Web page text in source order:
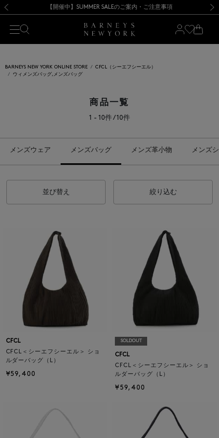
熊本県を中心とした地震の影響によるお荷物のお届けについて
【開催中】SUMMER SALEのご案内・ご注意事項
BARNEYS NEW YORK ONLINE STORE
CFCL（シーエフシーエル）
ウィメンズバッグ,メンズバッグ
商品一覧
1 - 10件 / 10件
メンズウェア メンズバッグ メンズ革小物 メンズ
並び替え 絞り込む
CFCL
CFCL＜シーエフシーエル＞ ショ
ルダーバッグ（L）
¥59,400
SOLDOUT
CFCL
CFCL＜シーエフシーエル＞ ショ
ルダーバッグ（L）
¥59,400